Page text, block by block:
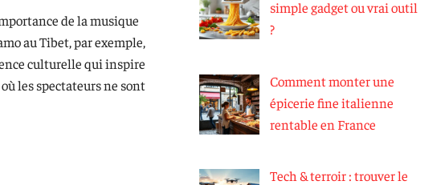
de la musique
au Tibet, par exemple,
culturelle qui inspire
les spectateurs ne sont
simple gadget ou vrai outil
?
Comment monter une
épicerie fine italienne
rentable en France
Tech & terroir : trouver le